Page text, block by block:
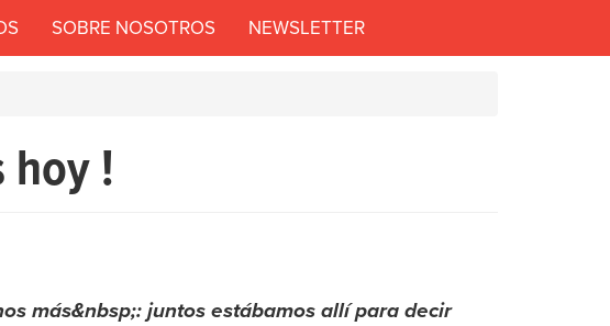
SOBRE NOSOTROS NEWSLETTER
hoy !
más&nbsp;: juntos estábamos allí para decir